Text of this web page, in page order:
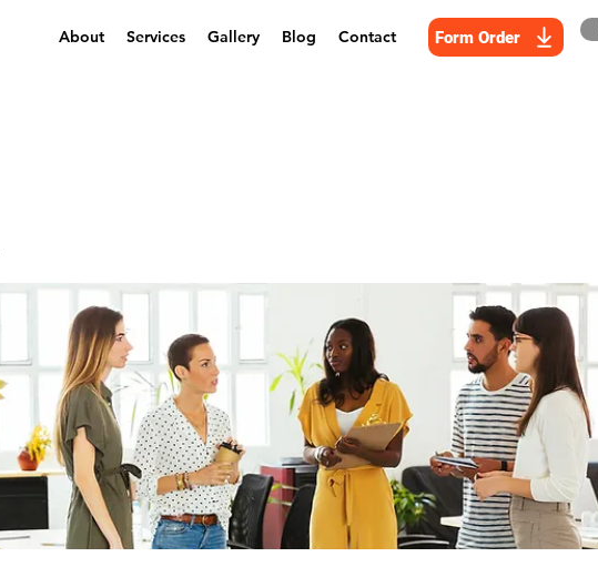
About Services Gallery Blog Contact Form Order